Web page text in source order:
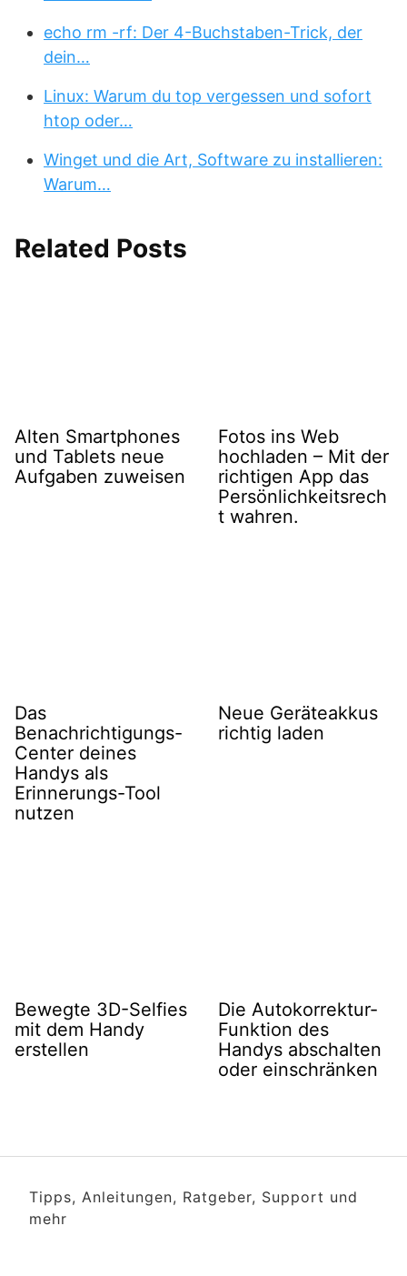
echo rm -rf: Der 4-Buchstaben-Trick, der
dein…
Linux: Warum du top vergessen und sofort
htop oder…
Winget und die Art, Software zu installieren:
Warum…
Related Posts
Alten Smartphones
und Tablets neue
Aufgaben zuweisen
Fotos ins Web
hochladen – Mit der
richtigen App das
Persönlichkeitsrech
t wahren.
Das
Benachrichtigungs-
Center deines
Handys als
Erinnerungs-Tool
nutzen
Neue Geräteakkus
richtig laden
Bewegte 3D-Selfies
mit dem Handy
erstellen
Die Autokorrektur-
Funktion des
Handys abschalten
oder einschränken
Tipps, Anleitungen, Ratgeber, Support und
mehr